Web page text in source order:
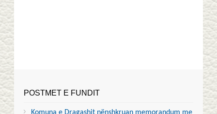
POSTMET E FUNDIT